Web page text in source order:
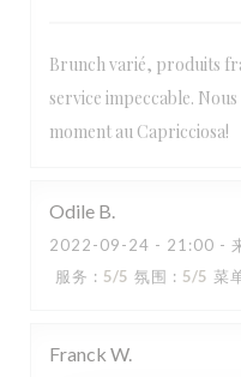
Brunch varié, produits
service impeccable.
moment au Capricciosa!
Odile B
2022-09-24 - 21:00 -
服务 : 5/5 氛围 : 5/5 菜
Franck W